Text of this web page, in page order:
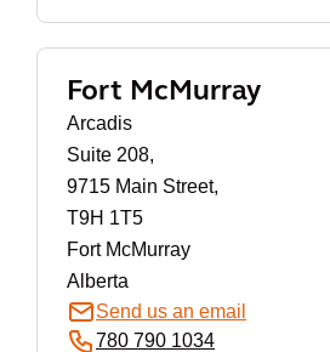
Fort McMurray
Arcadis
Suite 208,
9715 Main Street,
T9H 1T5
Fort McMurray
Alberta
Send us an email
780 790 1034